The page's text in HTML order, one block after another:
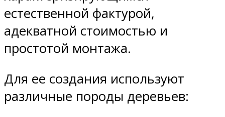
естественной фактурой,
адекватной стоимостью и
простотой монтажа.
Для ее создания используют
различные породы деревьев: